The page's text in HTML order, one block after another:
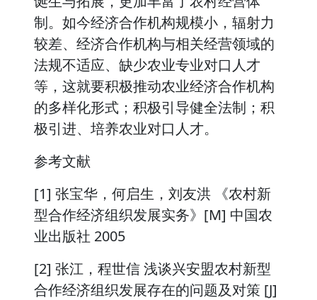
制。如今经济合作机构规模小，辐射力
较差、经济合作机构与相关经营领域的
法规不适应、缺少农业专业对口人才
等，这就要积极推动农业经济合作机构
的多样化形式；积极引导健全法制；积
极引进、培养农业对口人才。
参考文献
[1] 张宝华，何启生，刘友洪 《农村新
型合作经济组织发展实务》[M] 中国农
业出版社 2005
[2] 张江，程世信 浅谈兴安盟农村新型
合作经济组织发展存在的问题及对策 [J]